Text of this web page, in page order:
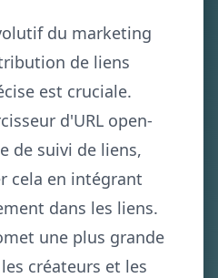
du marketing
de liens
est cruciale.
d'URL open-
de suivi de liens,
cela en intégrant
dans les liens.
une plus grande
créateurs et les